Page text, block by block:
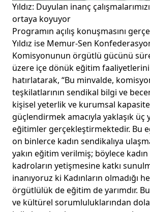
Yıldız: Duyulan inanç
ortaya koyuyor
Programın açılış konuşmasını
Yıldız ise Memur-Sen
Komisyonunun örgütlü gücünü
üzere içe dönük eğitim
hatırlatarak, “Bu minvalde,
teşkilatlarının sendikal bilgi ve
kişisel yeterlik ve kurumsal
güçlendirmek amacıyla yaklaşık üç
eğitimler gerçekleştirmektedir. Bu
on binlerce kadın sendikalıya
yakın eğitim verilmiş; böylece kadın
kadroların yetişmesine katkı
inanıyoruz ki Kadınların olmadığı
örgütlülük de eğitim de yarımdır.
ve kültürel sorumluluklarından